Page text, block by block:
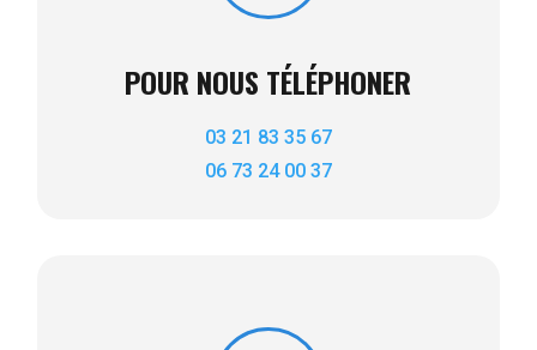
POUR NOUS TÉLÉPHONER
03 21 83 35 67
06 73 24 00 37